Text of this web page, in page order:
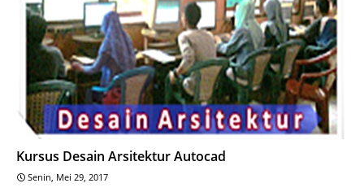
Kursus Desain Arsitektur Autocad
Senin, Mei 29, 2017